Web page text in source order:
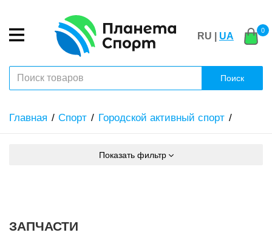
RU | UA
0
Поиск
Главная Спорт Городской активный спорт
Показать фильтр
ЗАПЧАСТИ